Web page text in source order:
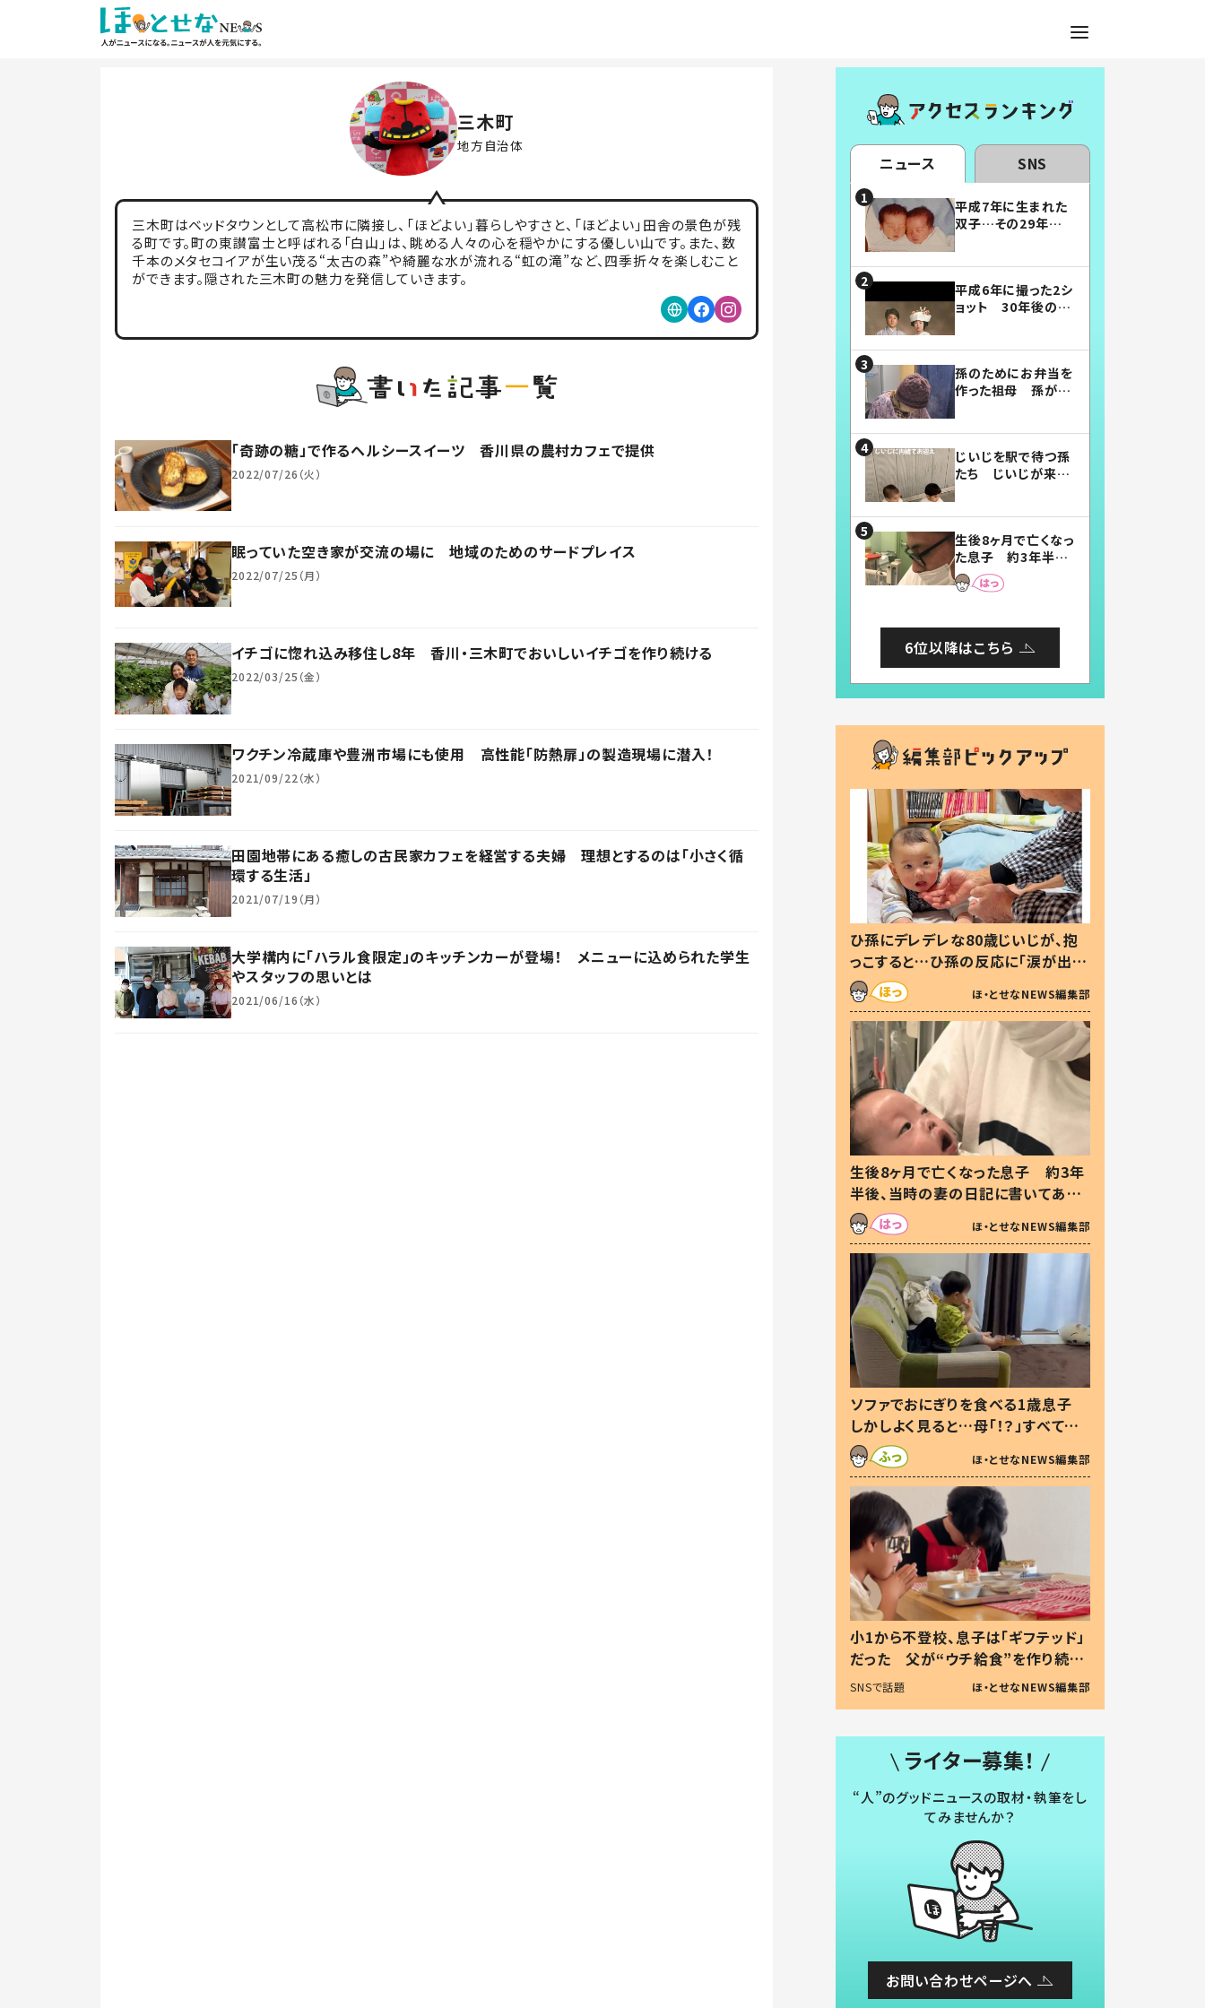
三木町
地方自治体
三木町はベッドタウンとして高松市に隣接し、「ほどよい」暮らしやすさと、「ほどよい」田舎の景色が残
る町です。町の東讃富士と呼ばれる「白山」は、眺める人々の心を穏やかにする優しい山です。また、数
千本のメタセコイアが生い茂る“太古の森”や綺麗な水が流れる“虹の滝”など、四季折々を楽しむこと
ができます。隠された三木町の魅力を発信していきます。
「奇跡の糖」で作るヘルシースイーツ 香川県の農村カフェで提供
2022/07/26（火）
眠っていた空き家が交流の場に 地域のためのサードプレイス
2022/07/25（月）
イチゴに惚れ込み移住し8年 香川・三木町でおいしいイチゴを作り続ける
2022/03/25（金）
ワクチン冷蔵庫や豊洲市場にも使用 高性能「防熱扉」の製造現場に潜入！
2021/09/22（水）
田園地帯にある癒しの古民家カフェを経営する夫婦 理想とするのは「小さく循
環する生活」
2021/07/19（月）
大学構内に「ハラル食限定」のキッチンカーが登場！ メニューに込められた学生
やスタッフの思いとは
2021/06/16（水）
ニュース SNS
平成7年に生まれた
双子…その29年後
平成6年に撮った2シ
ョット 30年後の姿
孫のためにお弁当を
作った祖母 孫が絶
じいじを駅で待つ孫
たち じいじが来た
まらない」「幸せにな
れる」
生後8ヶ月で亡くなっ
た息子 約3年半
後、当時の妻の日記
に書いてあった本音
6位以降はこちら
ひ孫にデレデレな80歳じいじが、抱
っこすると…ひ孫の反応に「涙が出ま
した」「可愛くて仕方ない」
ほ・とせなNEWS編集部
生後8ヶ月で亡くなった息子 約3年
半後、当時の妻の日記に書いてあっ
た本音とは
ほ・とせなNEWS編集部
ソファでおにぎりを食べる1歳息子
しかしよく見ると…母「！？」すべてを
察した母の投稿に「可愛いから許
す！」「現行犯〜」
ほ・とせなNEWS編集部
小1から不登校、息子は「ギフテッド」
だった 父が“ウチ給食”を作り続け
る理由とは #令和の親 #令和の子
SNSで話題 ほ・とせなNEWS編集部
ライター募集！
“人”のグッドニュースの取材・執筆をし
てみませんか？
お問い合わせページへ